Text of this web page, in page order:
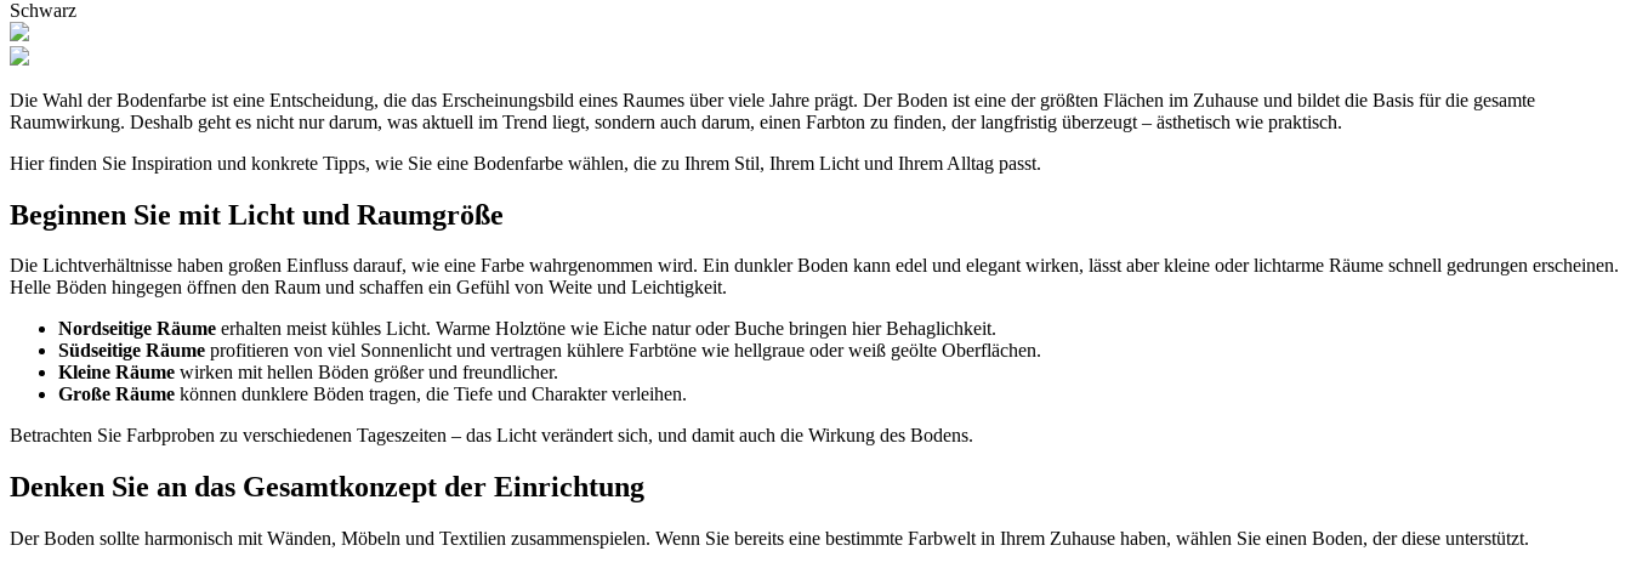
Schwarz
Die Wahl der Bodenfarbe ist eine Entscheidung, die das Erscheinungsbild eines Raumes über viele Jahre prägt. Der Boden ist eine der größten Flächen im Zuhause und bildet die Basis für die gesamte
Raumwirkung. Deshalb geht es nicht nur darum, was aktuell im Trend liegt, sondern auch darum, einen Farbton zu finden, der langfristig überzeugt – ästhetisch wie praktisch.
Hier finden Sie Inspiration und konkrete Tipps, wie Sie eine Bodenfarbe wählen, die zu Ihrem Stil, Ihrem Licht und Ihrem Alltag passt.
Beginnen Sie mit Licht und Raumgröße
Die Lichtverhältnisse haben großen Einfluss darauf, wie eine Farbe wahrgenommen wird. Ein dunkler Boden kann edel und elegant wirken, lässt aber kleine oder lichtarme Räume schnell gedrungen erscheinen.
Helle Böden hingegen öffnen den Raum und schaffen ein Gefühl von Weite und Leichtigkeit.
Nordseitige Räume erhalten meist kühles Licht. Warme Holztöne wie Eiche natur oder Buche bringen hier Behaglichkeit.
Südseitige Räume profitieren von viel Sonnenlicht und vertragen kühlere Farbtöne wie hellgraue oder weiß geölte Oberflächen.
Kleine Räume wirken mit hellen Böden größer und freundlicher.
Große Räume können dunklere Böden tragen, die Tiefe und Charakter verleihen.
Betrachten Sie Farbproben zu verschiedenen Tageszeiten – das Licht verändert sich, und damit auch die Wirkung des Bodens.
Denken Sie an das Gesamtkonzept der Einrichtung
Der Boden sollte harmonisch mit Wänden, Möbeln und Textilien zusammenspielen. Wenn Sie bereits eine bestimmte Farbwelt in Ihrem Zuhause haben, wählen Sie einen Boden, der diese unterstützt.